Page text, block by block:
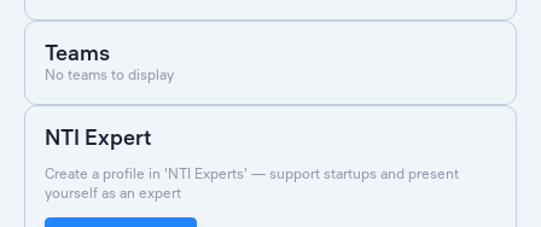
Teams
No teams to display
NTI Expert
Create a profile in 'NTI Experts' — support startups and present
yourself as an expert